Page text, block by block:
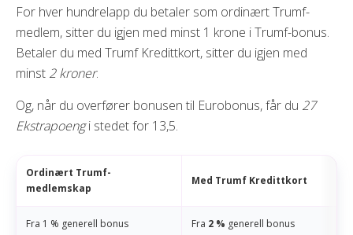
For hver hundrelapp du betaler som ordinært Trumf-
medlem, sitter du igjen med minst 1 krone i Trumf-bonus.
Betaler du med Trumf Kredittkort, sitter du igjen med
minst 2 kroner.
Og, når du overfører bonusen til Eurobonus, får du 27
Ekstrapoengi stedet for 13,5.
Ordinært Trumf-
medlemskap
Med Trumf Kredittkort
Fra 1 % generell bonus Fra 2 % generell bonus